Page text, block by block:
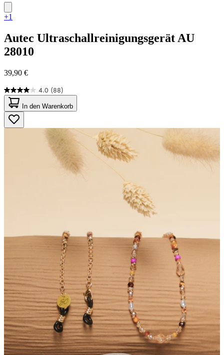
+1
Autec Ultraschallreinigungsgerät AU
28010
39,90 €
4.0 (88)
4.0
von
5
Sternen.
88
Bewertungen
In den Warenkorb